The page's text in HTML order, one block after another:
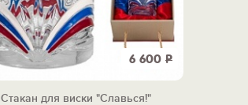
6 600 Р
Стакан для виски "Славься!"